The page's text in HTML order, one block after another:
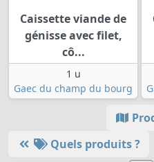
Caissette viande de
génisse avec filet,
cô...
1 u
Gaec du champ du bourg
Quels produits ?